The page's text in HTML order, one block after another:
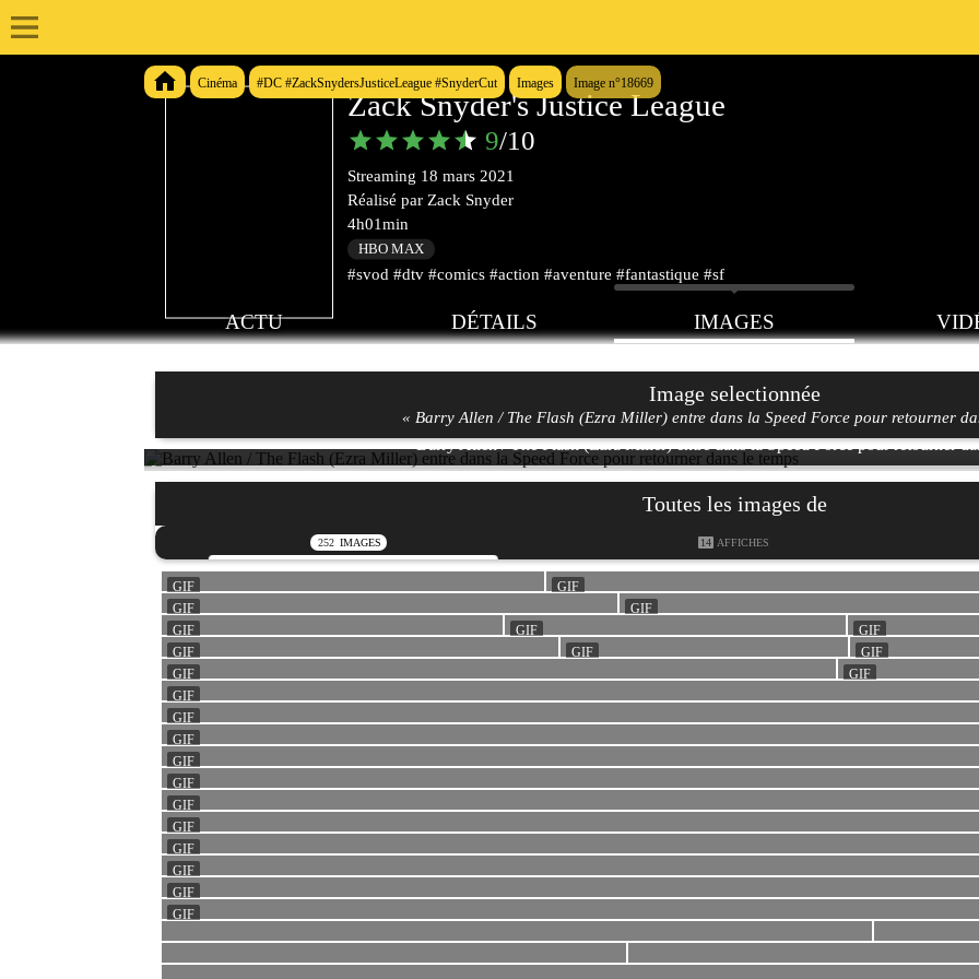
Cinéma #DC #ZackSnydersJusticeLeague #SnyderCut Images Image n°18669
Zack Snyder's Justice League
9/10
Streaming 18 mars 2021
Réalisé par Zack Snyder
4h01min
HBO MAX
#svod #dtv #comics #action #aventure #fantastique #sf
ACTU DÉTAILS IMAGES
Image selectionnée
« Barry Allen / The Flash (Ezra Miller) entre dans la Speed Force pour retourner
Barry Allen / The Flash (Ezra Miller) entre dans la Speed Force pour retourner
Toutes les images de
252 IMAGES 14 AFFICHES